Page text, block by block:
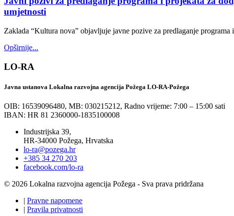
umjetnosti
Zaklada “Kultura nova” objavljuje javne pozive za predlaganje
Opširnije...
LO-RA
Javna ustanova Lokalna razvojna agencija Požega LO-RA-Požega
OIB: 16539096480, MB: 030215212, Radno vrijeme: 7:00 – 15:00 sati
IBAN: HR 81 2360000-1835100008
Industrijska 39,
HR-34000 Požega, Hrvatska
lo-ra@pozega.hr
+385 34 270 203
facebook.com/lo-ra
© 2026 Lokalna razvojna agencija Požega - Sva prava pridržana
| Pravne napomene
| Pravila privatnosti